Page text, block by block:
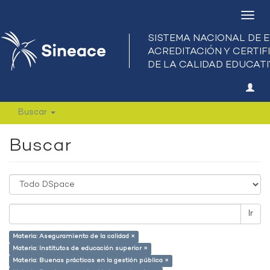
Buscar
Buscar
Ir
Materia: Aseguramiento de la calidad ×
Materia: Institutos de educación superior ×
Materia: Buenas prácticas en la gestión pública ×